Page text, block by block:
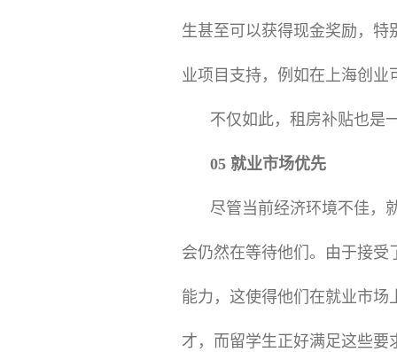
生甚至可以获得现金奖励，
业项目支持，例如在上海创业
不仅如此，租房补贴也是
05 就业市场优先
尽管当前经济环境不佳，
会仍然在等待他们。由于接
能力，这使得他们在就业市
才，而留学生正好满足这些